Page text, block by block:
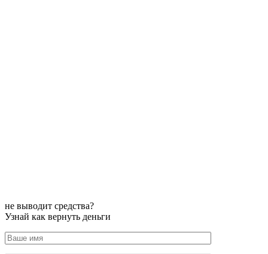
не выводит средства?
Узнай как вернуть деньги